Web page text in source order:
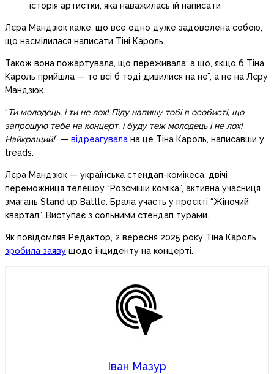
історія артистки, яка наважилась їй написати
Лєра Мандзюк каже, що все одно дуже задоволена собою,
що насмілилася написати Тіні Кароль.
Також вона пожартувала, що переживала: а що, якщо б Тіна
Кароль прийшла — то всі б тоді дивилися на неї, а не на Лєру
Мандзюк.
“Ти молодець, і ти не лох! Піду напишу тобі в особисті, що
запрошую тебе на концерт, і буду теж молодець і не лох!
Найкращий!” — відреагувала на це Тіна Кароль, написавши у
treads.
Лєра Мандзюк — українська стендап-комікеса, двічі
переможниця телешоу “Розсміши коміка”, активна учасниця
змагань Stand up Battle. Брала участь у проєкті “Жіночий
квартал”. Виступає з сольними стендап турами.
Як повідомляв Редактор, 2 вересня 2025 року Тіна Кароль
зробила заяву щодо інциденту на концерті.
Іван Мазур